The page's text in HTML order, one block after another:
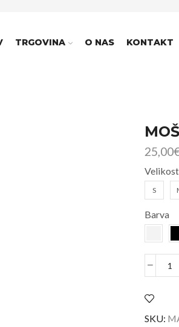
TRGOVINA O NAS KONTAKT
25,00
Velikost
S
Barva
SKU: